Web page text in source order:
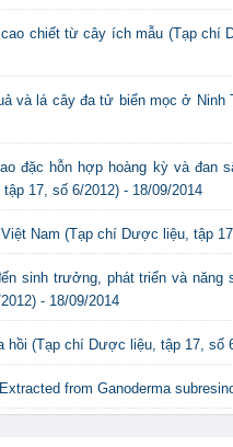
chiết từ cây ích mẫu (Tạp chí
và lá cây đa tử biển mọc ở Ninh
đặc hỗn hợp hoàng kỳ và đan
17, số 6/2012) - 18/09/2014
Nam (Tạp chí Dược liệu, tập
sinh trưởng, phát triển và năng
- 18/09/2014
hồi (Tạp chí Dược liệu, tập 17, số
from Ganoderma